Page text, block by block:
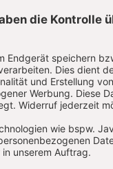
: